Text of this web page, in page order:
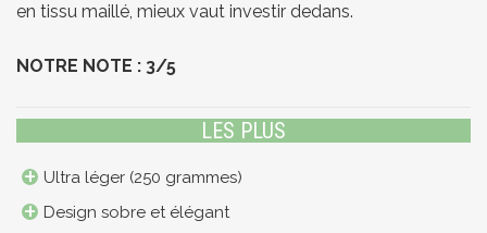
en tissu maillé, mieux vaut investir dedans.
NOTRE NOTE : 3/5
LES PLUS
Ultra léger (250 grammes)
Design sobre et élégant